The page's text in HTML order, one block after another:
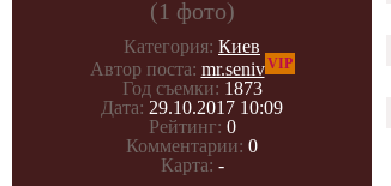
(1 фото)
Категория: Киев
Автор поста: mr.senivVIP
Год съемки: 1873
Дата: 29.10.2017 10:09
Рейтинг: 0
Комментарии: 0
Карта: -